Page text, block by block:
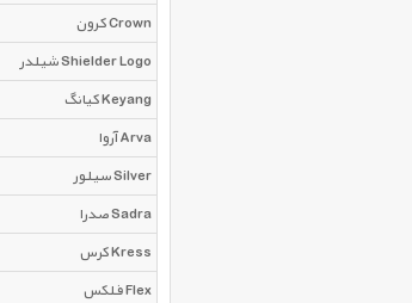
کرون Crown
شیلدر Shielder Logo
کیانگ Keyang
آروا Arva
سیلور Silver
صدرا Sadra
کرس Kress
فلکس Flex